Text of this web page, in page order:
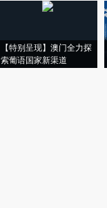
【特别呈现】澳门全力探
索葡语国家新渠道